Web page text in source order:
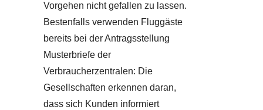
Vorgehen nicht gefallen zu lassen.
Bestenfalls verwenden Fluggäste
bereits bei der Antragsstellung
Musterbriefe der
Verbraucherzentralen: Die
Gesellschaften erkennen daran,
dass sich Kunden informiert